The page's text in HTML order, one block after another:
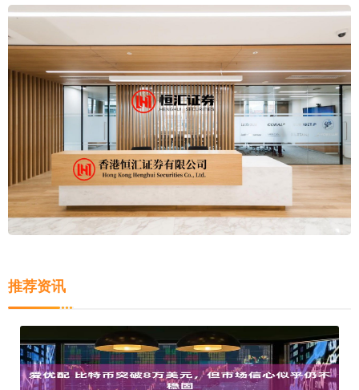
推荐资讯